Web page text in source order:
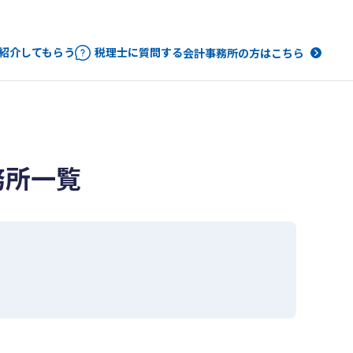
介してもらう 税理士に質問する会計事務所の方はこちら
一覧